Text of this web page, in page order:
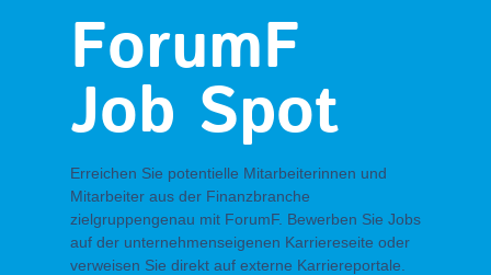
ForumF
Job Spot
Erreichen Sie potentielle Mitarbeiterinnen und
Mitarbeiter aus der Finanzbranche
zielgruppengenau mit ForumF. Bewerben Sie Jobs
auf der unternehmenseigenen Karriereseite oder
verweisen Sie direkt auf externe Karriereportale.